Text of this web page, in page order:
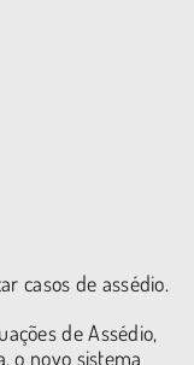
casos de assédio.
de Assédio,
o novo sistema